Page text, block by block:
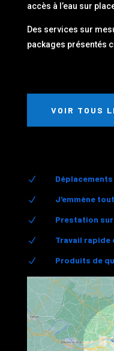
accès à l’eau sur
Des services sur
packages présentés
VOIR TOUS
N
N J'emmène
N Prestation
N Travail rapide
N Produits de